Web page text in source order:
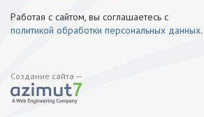
Работая с сайтом, вы соглашаетесь с
политикой обработки персональных данных.
Создание сайта —